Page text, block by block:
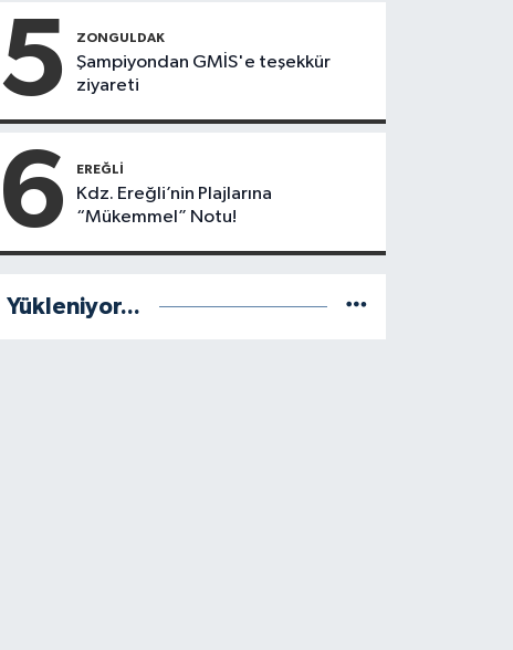
Kimler Var?
5 ZONGULDAK
Şampiyondan GMİS'e teşekkür
ziyareti
6 EREĞLI
Kdz. Ereğli’nin Plajlarına
“Mükemmel” Notu!
Yükleniyor...